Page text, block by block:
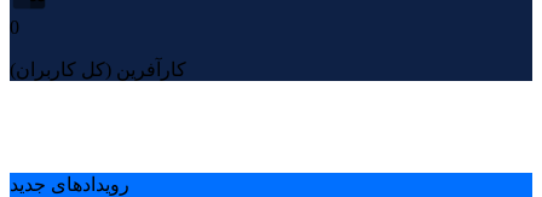
0
کارآفرین (کل کاربران)
رویدادهای جدید